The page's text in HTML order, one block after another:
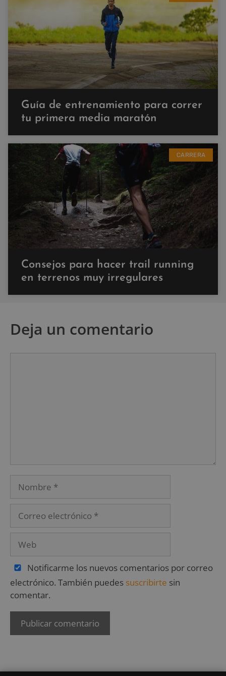
Guía de entrenamiento para correr
tu primera media maratón
CARRERA
Consejos para hacer trail running
en terrenos muy irregulares
Deja un comentario
Notificarme los nuevos comentarios por correo
electrónico. También puedes suscribirte sin
comentar.